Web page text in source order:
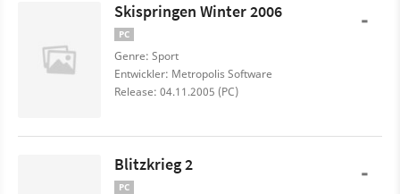
Skispringen Winter 2006
PC
Genre: Sport
Entwickler: Metropolis Software
Release: 04.11.2005 (PC)
-
Blitzkrieg 2
PC -